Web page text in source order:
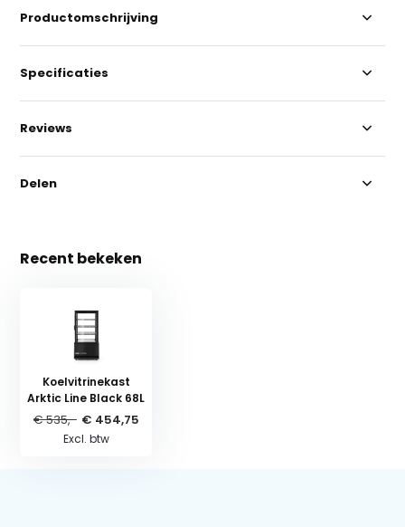
Productomschrijving
Specificaties
Reviews
Delen
Recent bekeken
Koelvitrinekast
Arktic Line Black 68L
€ 535,- € 454,75
Excl. btw